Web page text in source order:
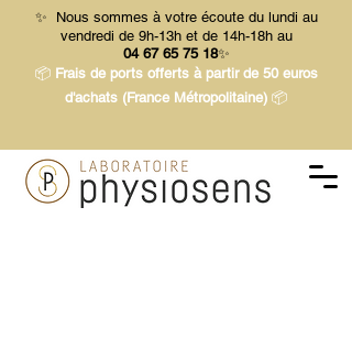
✨ Nous sommes à votre écoute du lundi au
vendredi de 9h-13h et de 14h-18h au
04 67 65 75 18✨
📦 Frais de ports offerts à partir de 50 euros
d'achats (France Métropolitaine) 📦